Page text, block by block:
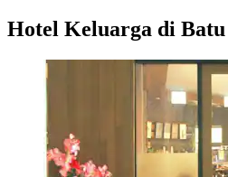
Hotel Keluarga di